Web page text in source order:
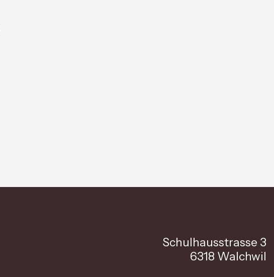
Schulhausstrasse 3
6318 Walchwil